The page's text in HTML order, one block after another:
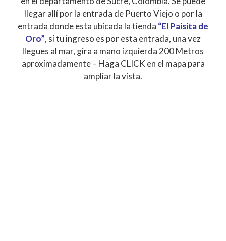
llegar allí por la entrada de Puerto Viejo o por la
entrada donde esta ubicada la tienda “El Paisita de
Oro”, si tu ingreso es por esta entrada, una vez
llegues al mar, gira a mano izquierda 200 Metros
aproximadamente – Haga CLICK en el mapa para
ampliar la vista.